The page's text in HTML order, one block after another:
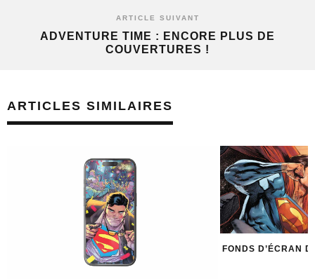
ARTICLE SUIVANT
ADVENTURE TIME : ENCORE PLUS DE
COUVERTURES !
ARTICLES SIMILAIRES
FONDS D’ÉCRAN DAWN OF SUPERMAN